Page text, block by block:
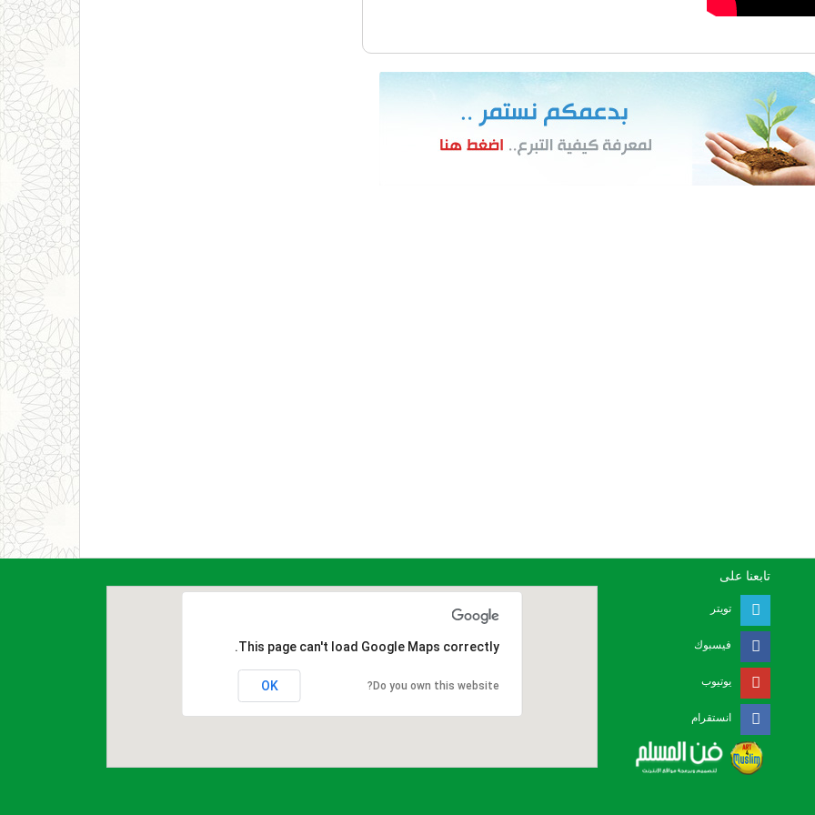
تابعنا على
تويتر
فيسبوك
يوتيوب
انستقرام
This page can't load Google Maps correctly.
Do you own this website?
OK